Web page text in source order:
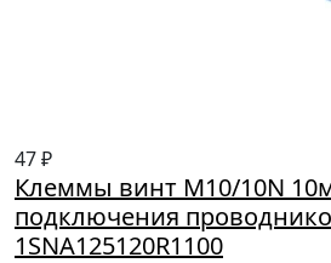
47 ₽
Клеммы винт M10/10N
подключения
1SNA125120R1100